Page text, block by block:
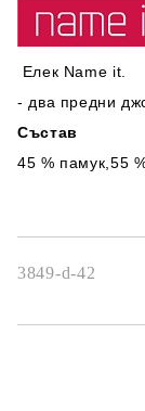
Елек Name it.
- два предни
Състав
45 % памук,55
3849-d-42